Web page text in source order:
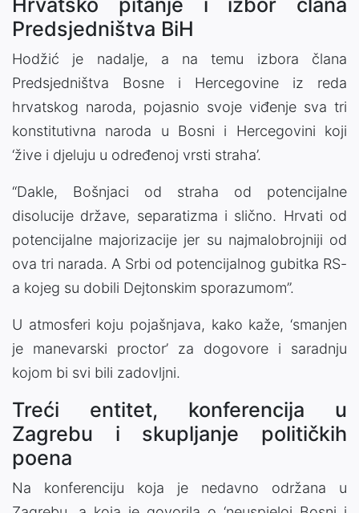
Hrvatsko pitanje i izbor člana
Predsjedništva BiH
Hodžić je nadalje, a na temu izbora člana
Predsjedništva Bosne i Hercegovine iz reda
hrvatskog naroda, pojasnio svoje viđenje sva tri
konstitutivna naroda u Bosni i Hercegovini koji
‘žive i djeluju u određenoj vrsti straha’.
“Dakle, Bošnjaci od straha od potencijalne
disolucije države, separatizma i slično. Hrvati od
potencijalne majorizacije jer su najmalobrojniji od
ova tri narada. A Srbi od potencijalnog gubitka RS-
a kojeg su dobili Dejtonskim sporazumom”.
U atmosferi koju pojašnjava, kako kaže, ‘smanjen
je manevarski proctor’ za dogovore i saradnju
kojom bi svi bili zadovljni.
Treći entitet, konferencija u
Zagrebu i skupljanje političkih
poena
Na konferenciju koja je nedavno održana u